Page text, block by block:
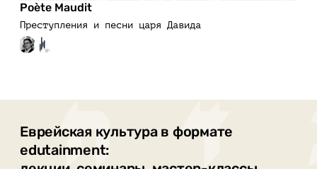
Poète Maudit
Преступления и песни царя Давида
Еврейская культура в формате
edutainment: